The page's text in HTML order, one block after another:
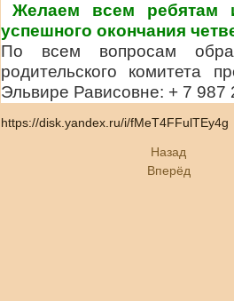
Желаем всем ребятам
успешного окончания
По всем вопросам
родительского
Эльвире Рависовне: + 7 987
https://disk.yandex.ru/i/fMeT4FFulTEy4g
Назад
Вперёд